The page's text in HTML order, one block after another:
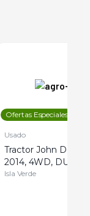
Ofertas Especiales
Usado
Tractor John Deere
2014, 4WD, DUAL
Isla Verde